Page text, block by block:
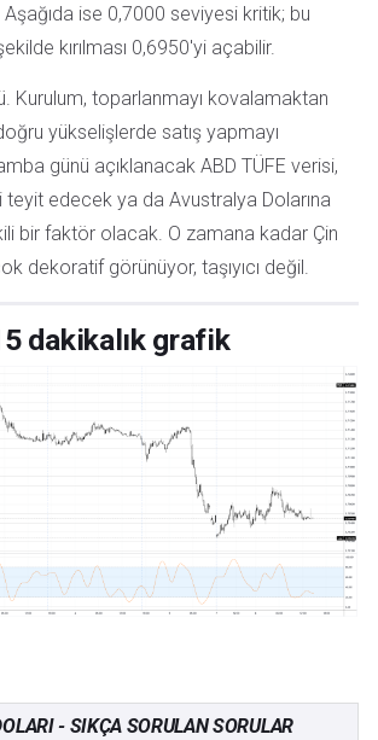
ise 0,7000 seviyesi kritik; bu
kırılması 0,6950'yi açabilir.
Kurulum, toparlanmayı kovalamaktan
yükselişlerde satış yapmayı
günü açıklanacak ABD TÜFE verisi,
teyit edecek ya da Avustralya Dolarına
bir faktör olacak. O zamana kadar Çin
dekoratif görünüyor, taşıyıcı değil.
dakikalık grafik
- SIKÇA SORULAN SORULAR